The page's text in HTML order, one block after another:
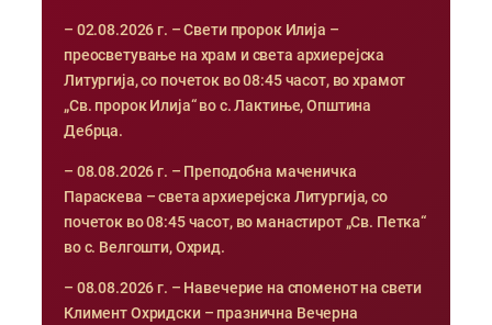
– 02.08.2026 г. – Свети пророк Илија –
преосветување на храм и света архиерејска
Литургија, со почеток во 08:45 часот, во храмот
„Св. пророк Илија“ во с. Лактиње, Општина
Дебрца.
– 08.08.2026 г. – Преподобна маченичка
Параскева – света архиерејска Литургија, со
почеток во 08:45 часот, во манастирот „Св. Петка“
во с. Велгошти, Охрид.
– 08.08.2026 г. – Навечерие на споменот на свети
Климент Охридски – празнична Вечерна